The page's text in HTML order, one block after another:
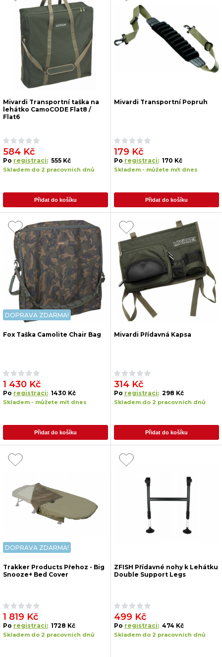
Mivardi Transportní taška na
lehátko CamoCODE Flat8 /
Flat6
584 Kč
Po registraci: 555 Kč
Skladem do 2 pracovních dnů
Přidat do košíku
Mivardi Transportní Popruh
179 Kč
Po registraci: 170 Kč
Skladem - můžete mít dnes
Přidat do košíku
DOPRAVA ZDARMA!
Fox Taška Camolite Chair Bag
1 430 Kč
Po registraci: 1430 Kč
Skladem - můžete mít dnes
Přidat do košíku
Mivardi Přídavná Kapsa
314 Kč
Po registraci: 298 Kč
Skladem do 2 pracovních dnů
Přidat do košíku
DOPRAVA ZDARMA!
Trakker Products Přehoz - Big
Snooze+ Bed Cover
1 819 Kč
Po registraci: 1728 Kč
Skladem do 2 pracovních dnů
ZFISH Přídavné nohy k Lehátku
Double Support Legs
499 Kč
Po registraci: 474 Kč
Skladem do 2 pracovních dnů